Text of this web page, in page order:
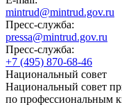
mintrud@mintrud.gov.ru
Пресс-служба:
pressa@mintrud.gov.ru
Пресс-служба:
+7 (495) 870-68-46
Национальный совет
Национальный совет
по профессиональным